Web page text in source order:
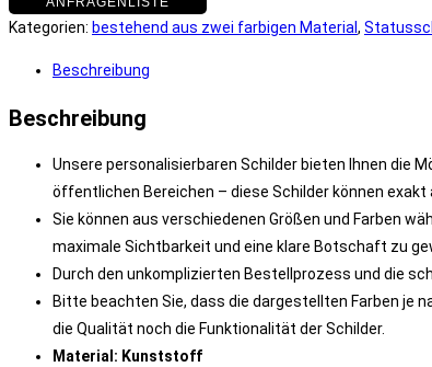
mit
weißer
Schrift
Kategorien: bestehend aus zwei farbigen Material ,
Beschreibung
Beschreibung
Unsere personalisierbaren Schilder bieten Ihnen die
öffentlichen Bereichen – diese Schilder können
Sie können aus verschiedenen Größen und Farben
maximale Sichtbarkeit und eine klare Botschaft zu
Durch den unkomplizierten Bestellprozess und die
Bitte beachten Sie, dass die dargestellten Farben je
die Qualität noch die Funktionalität der Schilder.
Material: Kunststoff